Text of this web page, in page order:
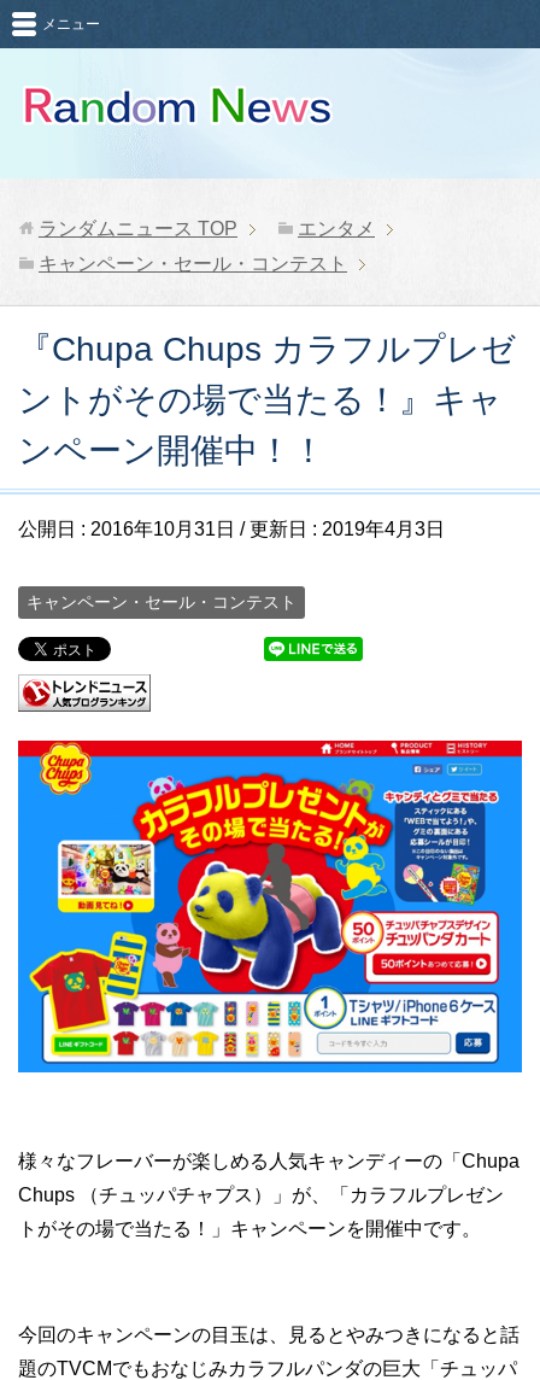
メニュー
ランダムニュース TOP
エンタメ
キャンペーン・セール・コンテスト
『Chupa Chups カラフルプレゼ
ントがその場で当たる！』キャ
ンペーン開催中！！
公開日 : 2016年10月31日 / 更新日 : 2019年4月3日
キャンペーン・セール・コンテスト
様々なフレーバーが楽しめる人気キャンディーの「Chupa
Chups （チュッパチャプス）」が、「カラフルプレゼン
トがその場で当たる！」キャンペーンを開催中です。
今回のキャンペーンの目玉は、見るとやみつきになると話
題のTVCMでもおなじみカラフルパンダの巨大「チュッパ